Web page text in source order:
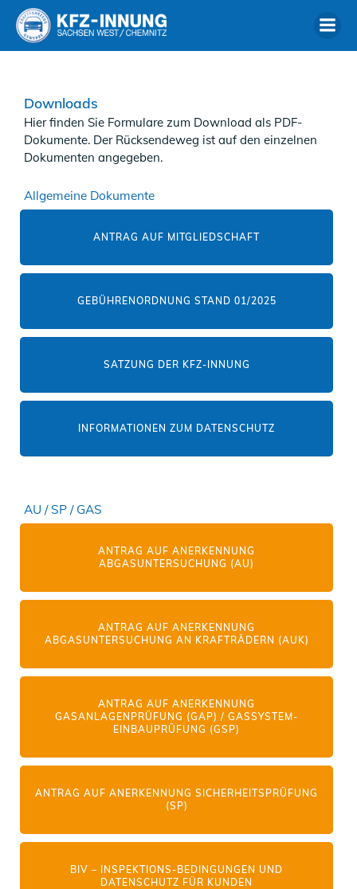
Downloads
Hier finden Sie Formulare zum Download als PDF-
Dokumente. Der Rücksendeweg ist auf den einzelnen
Dokumenten angegeben.
Allgemeine Dokumente
ANTRAG AUF MITGLIEDSCHAFT
GEBÜHRENORDNUNG STAND 01/2025
SATZUNG DER KFZ-INNUNG
INFORMATIONEN ZUM DATENSCHUTZ
AU / SP / GAS
ANTRAG AUF ANERKENNUNG
ABGASUNTERSUCHUNG (AU)
ANTRAG AUF ANERKENNUNG
ABGASUNTERSUCHUNG AN KRAFTRÄDERN (AUK)
ANTRAG AUF ANERKENNUNG
GASANLAGENPRÜFUNG (GAP) / GASSYSTEM-
EINBAUPRÜFUNG (GSP)
ANTRAG AUF ANERKENNUNG SICHERHEITSPRÜFUNG
(SP)
BIV – INSPEKTIONS-BEDINGUNGEN UND
DATENSCHUTZ FÜR KUNDEN